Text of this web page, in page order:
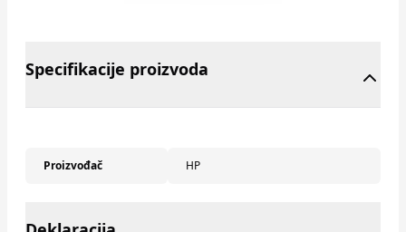
Specifikacije proizvoda
Proizvođač HP